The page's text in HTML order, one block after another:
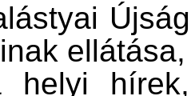
Újság
ellátása,
hírek,